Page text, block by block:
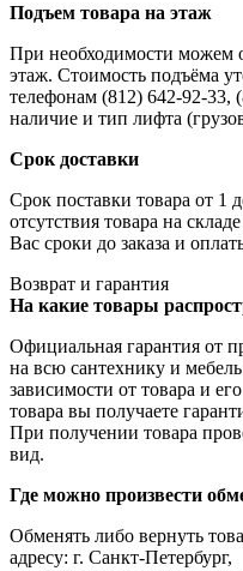
Подъем товара на этаж
При необходимости можем
этаж. Стоимость подъёма
телефонам (812) 642-92-33,
наличие и тип лифта
Срок доставки
Срок поставки товара от 1
отсутствия товара на
Вас сроки до заказа и
Возврат и гарантия
На какие товары
Официальная гарантия от
на всю сантехнику и мебель
зависимости от товара и
товара вы получаете
При получении товара
вид.
Где можно произвести
Обменять либо вернуть
адресу: г. Санкт-Петербург,